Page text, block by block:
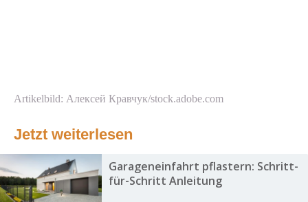
Artikelbild: Алексей Кравчук/stock.adobe.com
Jetzt weiterlesen
Garageneinfahrt pflastern: Schritt-
für-Schritt Anleitung